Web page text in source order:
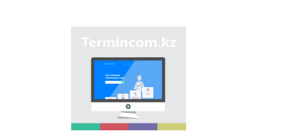
Site “termincom.kz”
contributes to
classification of
Kazakh vocabulary,
complement of
terminological
reserve, matching of
terms and names with